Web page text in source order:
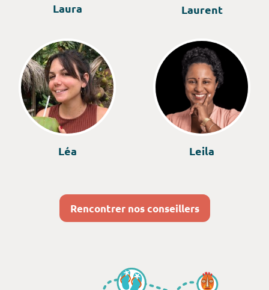
Laura Laurent
Léa Leila
Rencontrer nos conseillers